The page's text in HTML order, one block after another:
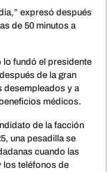
expresó después
de 50 minutos a
lo fundó el presidente
de la gran
desempleados y a
médicos.
de la facción
una pesadilla se
cuando las
los teléfonos de